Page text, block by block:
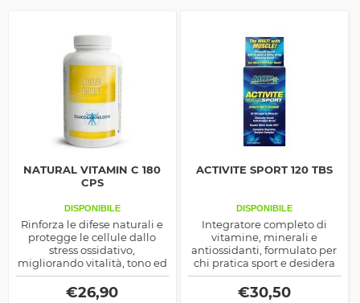
NATURAL VITAMIN C 180
CPS
DISPONIBILE
Rinforza le difese naturali e
protegge le cellule dallo
stress ossidativo,
migliorando vitalità, tono ed
energia quotidiana in modo
naturale.
€26,90
ACTIVITE SPORT 120 TBS
DISPONIBILE
Integratore completo di
vitamine, minerali e
antiossidanti, formulato per
chi pratica sport e desidera
massimizzare energia,
resistenza e recupero
€30,50